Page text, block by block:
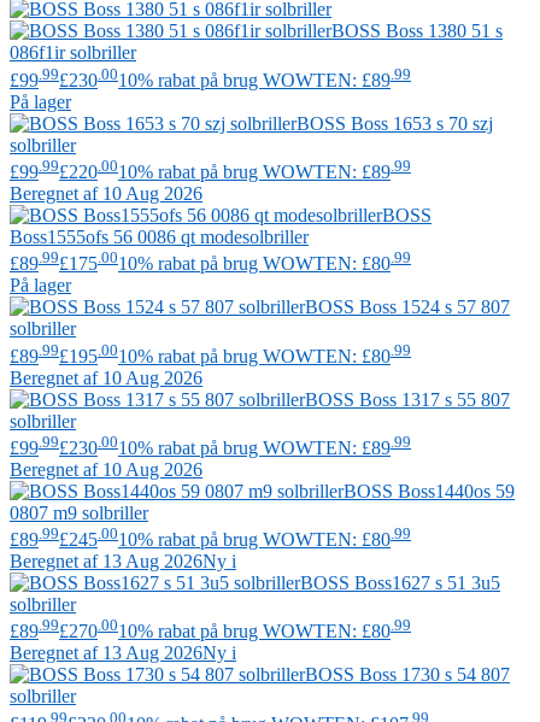
BOSS Boss 1380 51 s
086f1ir solbriller
£99 .99£230 .0010% rabat på brug WOWTEN: £89 .99
På lager
BOSS Boss 1653 s 70 szj
solbriller
£99 .99£220 .0010% rabat på brug WOWTEN: £89 .99
Beregnet af 10 Aug 2026
BOSS
Boss1555ofs 56 0086 qt modesolbriller
£89 .99£175 .0010% rabat på brug WOWTEN: £80 .99
På lager
BOSS Boss 1524 s 57 807
solbriller
£89 .99£195 .0010% rabat på brug WOWTEN: £80 .99
Beregnet af 10 Aug 2026
BOSS Boss 1317 s 55 807
solbriller
£99 .99£230 .0010% rabat på brug WOWTEN: £89 .99
Beregnet af 10 Aug 2026
BOSS Boss1440os 59
0807 m9 solbriller
£89 .99£245 .0010% rabat på brug WOWTEN: £80 .99
Beregnet af 13 Aug 2026Ny i
BOSS Boss1627 s 51 3u5
solbriller
£89.99£270.0010% rabat på brug WOWTEN: £80.99
Beregnet af 13 Aug 2026Ny i
BOSS Boss 1730 s 54 807
solbriller
.99 .00 .99